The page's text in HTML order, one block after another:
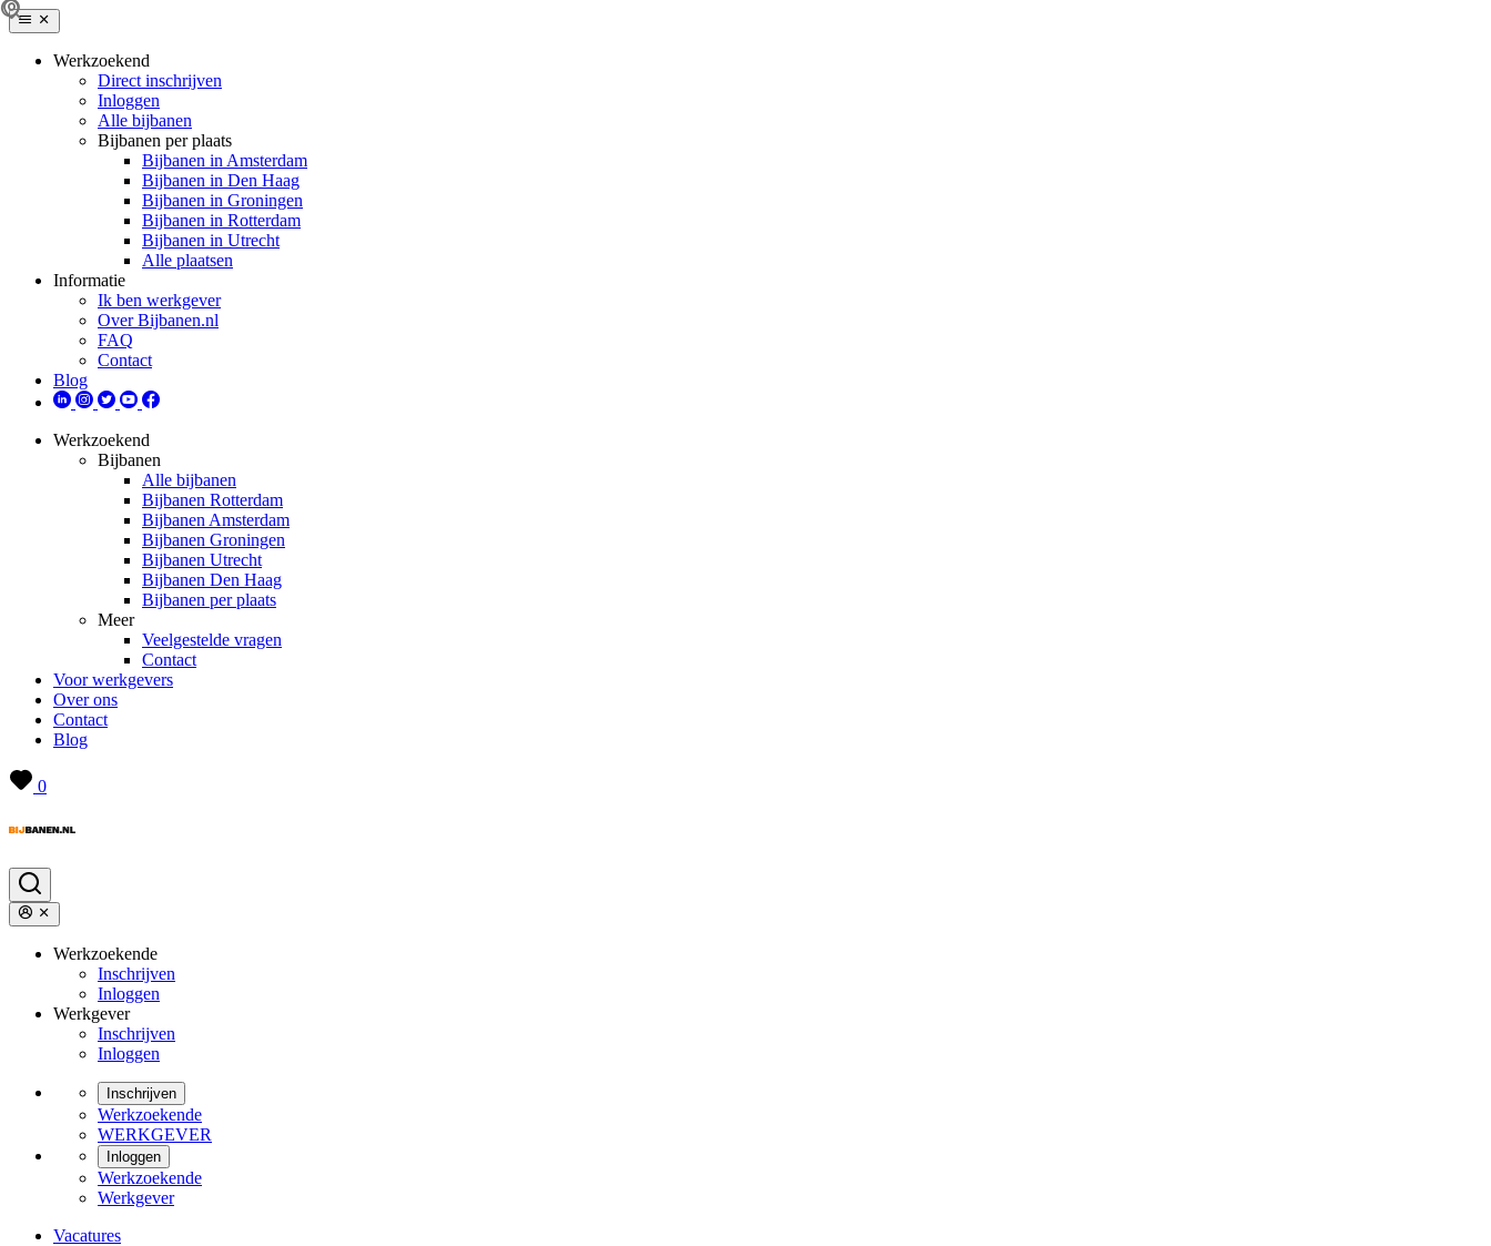
Werkzoekend
Direct inschrijven
Inloggen
Alle bijbanen
Bijbanen per plaats
Bijbanen in Amsterdam
Bijbanen in Den Haag
Bijbanen in Groningen
Bijbanen in Rotterdam
Bijbanen in Utrecht
Alle plaatsen
Informatie
Ik ben werkgever
Over Bijbanen.nl
FAQ
Contact
Blog
Werkzoekend
Bijbanen
Alle bijbanen
Bijbanen Rotterdam
Bijbanen Amsterdam
Bijbanen Groningen
Bijbanen Utrecht
Bijbanen Den Haag
Bijbanen per plaats
Meer
Veelgestelde vragen
Contact
Voor werkgevers
Over ons
Contact
Blog
0
Werkzoekende
Inschrijven
Inloggen
Werkgever
Inschrijven
Inloggen
Inschrijven
Werkzoekende
WERKGEVER
Inloggen
Werkzoekende
Werkgever
Vacatures